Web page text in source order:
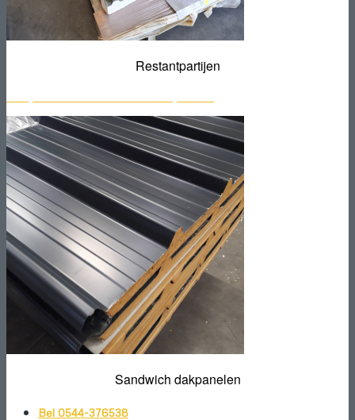
Restantpartijen
Sandwich dakpanelen
Bel 0544-376538